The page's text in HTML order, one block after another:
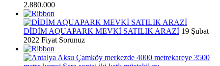
2.880.000
DİDİM AQUAPARK MEVKİ SATILIK ARAZİ 19 Şubat
2022 Fiyat Sorunuz